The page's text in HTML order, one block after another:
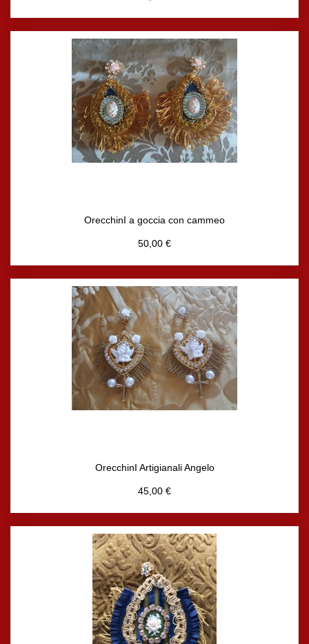
OrecchinI a goccia con cammeo
50,00 €
OrecchinI Artigianali Angelo
45,00 €